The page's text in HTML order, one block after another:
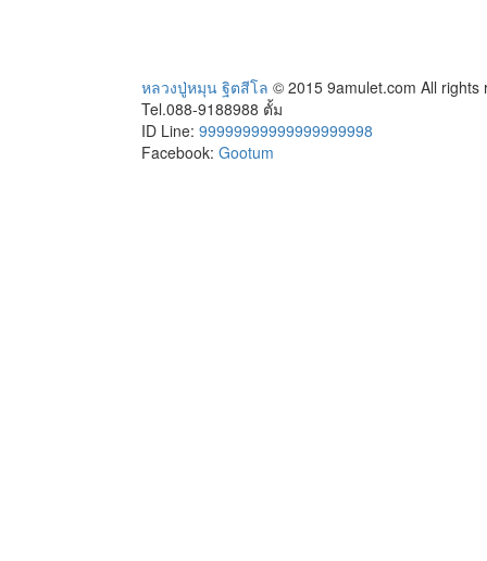
หลวงปู่หมุน ฐิตสีโล © 2015 9amulet.com All
Tel.088-9188988 ตั้ม
ID Line: 99999999999999999998
Facebook: Gootum